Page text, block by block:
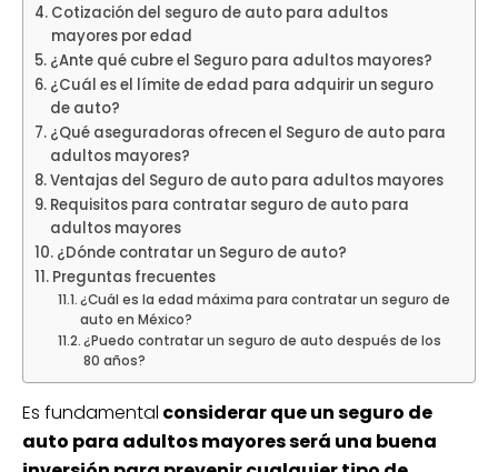
Cotización del seguro de auto para adultos
mayores por edad
¿Ante qué cubre el Seguro para adultos mayores?
¿Cuál es el límite de edad para adquirir un seguro
de auto?
¿Qué aseguradoras ofrecen el Seguro de auto para
adultos mayores?
Ventajas del Seguro de auto para adultos mayores
Requisitos para contratar seguro de auto para
adultos mayores
¿Dónde contratar un Seguro de auto?
Preguntas frecuentes
¿Cuál es la edad máxima para contratar un seguro de
auto en México?
¿Puedo contratar un seguro de auto después de los
80 años?
Es fundamental considerar que un seguro de
auto para adultos mayores será una buena